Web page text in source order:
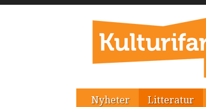
Nyheter Litteratur